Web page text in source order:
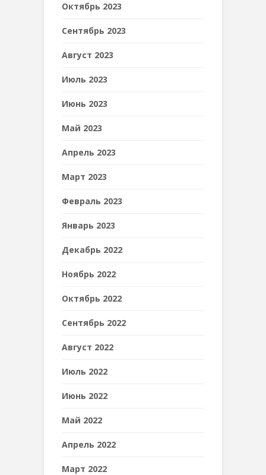
Октябрь 2023
Сентябрь 2023
Август 2023
Июль 2023
Июнь 2023
Май 2023
Апрель 2023
Март 2023
Февраль 2023
Январь 2023
Декабрь 2022
Ноябрь 2022
Октябрь 2022
Сентябрь 2022
Август 2022
Июль 2022
Июнь 2022
Май 2022
Апрель 2022
Март 2022